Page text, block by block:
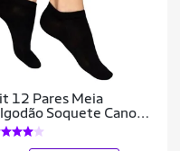
12 Pares Meia
Soquete Cano
Feminina Branca
34-40 897